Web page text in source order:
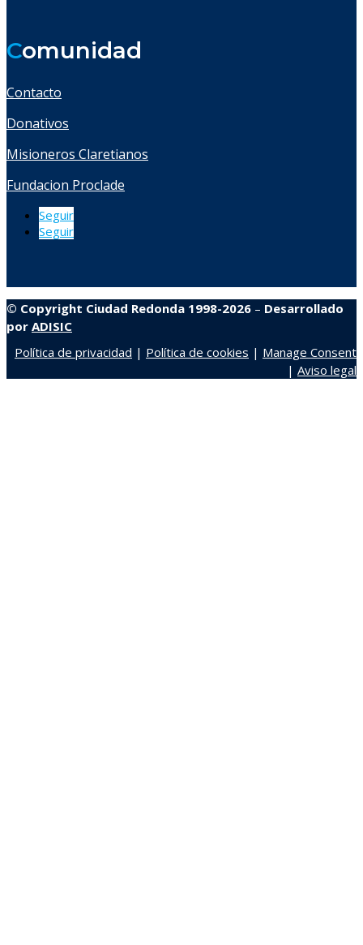
Comunidad
Contacto
Donativos
Misioneros Claretianos
Fundacion Proclade
Seguir
Seguir
© Copyright Ciudad Redonda 1998-2026 – Desarrollado
por ADISIC
Política de privacidad | Política de cookies | Manage Consent
| Aviso legal